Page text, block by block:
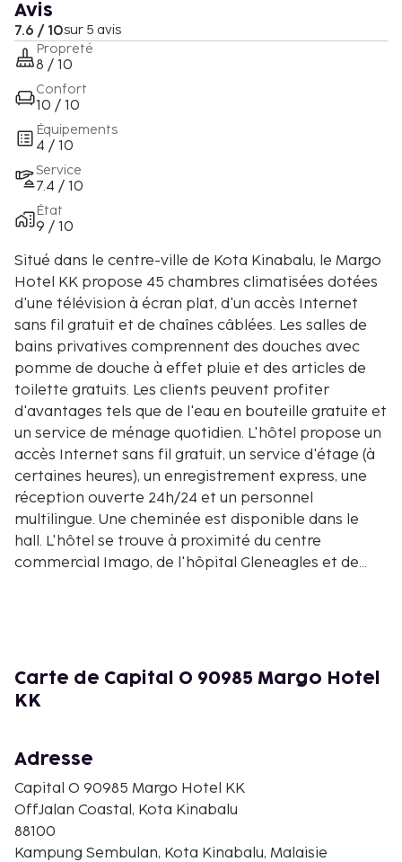
Avis
7.6 / 10sur 5 avis
Propreté
8 / 10
Confort
10 / 10
Équipements
4 / 10
Service
7.4 / 10
État
9 / 10
Situé dans le centre-ville de Kota Kinabalu, le Margo
Hotel KK propose 45 chambres climatisées dotées
d'une télévision à écran plat, d'un accès Internet
sans fil gratuit et de chaînes câblées. Les salles de
bains privatives comprennent des douches avec
pomme de douche à effet pluie et des articles de
toilette gratuits. Les clients peuvent profiter
d'avantages tels que de l'eau en bouteille gratuite et
un service de ménage quotidien. L'hôtel propose un
accès Internet sans fil gratuit, un service d'étage (à
certaines heures), un enregistrement express, une
réception ouverte 24h/24 et un personnel
multilingue. Une cheminée est disponible dans le
hall. L'hôtel se trouve à proximité du centre
commercial Imago, de l'hôpital Gleneagles et de
Carte de Capital O 90985 Margo Hotel
KK
Adresse
Capital O 90985 Margo Hotel KK
OffJalan Coastal, Kota Kinabalu
88100
Kampung Sembulan, Kota Kinabalu, Malaisie